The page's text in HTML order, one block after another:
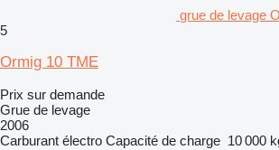
grue de levage
5
Ormig 10 TME
Prix sur demande
Grue de levage
2006
Carburant électro Capacité de charge 10 000